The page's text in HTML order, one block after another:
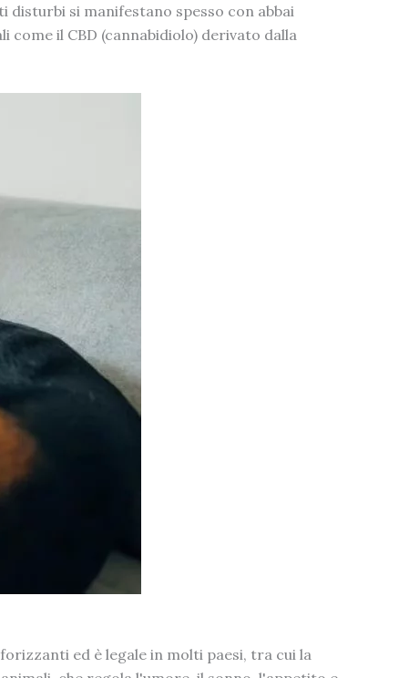
disturbi si manifestano spesso con abbai
il CBD (cannabidiolo) derivato dalla
ed è legale in molti paesi, tra cui la